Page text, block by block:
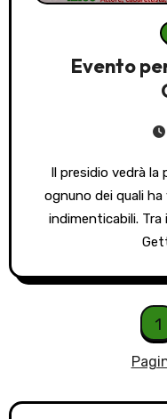
Evento
Il presidio vedrà la partecipazione di illustri ospiti,
ognuno dei quali
indimenticabili.
articoli
1